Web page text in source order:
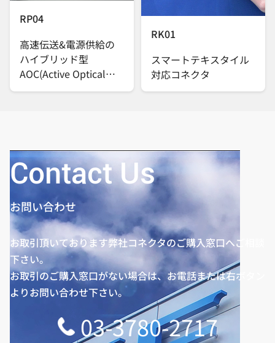
RP04
高速伝送&電源供給の
ハイブリッド型
AOC(Active Optical
Cable)
RK01
スマートテキスタイル
対応コネクタ
Contact Us
お問い合わせ
お取引頂いております弊社コネクタのご購入窓口へご相談
下さい。
お取引のご購入窓口がない場合は、お電話または右ボタン
よりお問い合わせ下さい。
03-3780-2717